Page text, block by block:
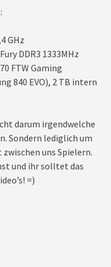
GHz
DDR3 1333MHz
FTW Gaming
840 EVO), 2 TB intern
darum irgendwelche
Sondern lediglich um
uns Spielern.
und ihr solltet das
=)